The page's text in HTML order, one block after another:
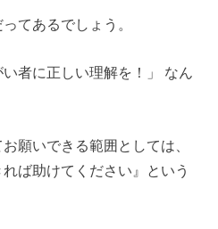
てあるでしょう。
者に正しい理解を！」 なん
願いできる範囲としては、
ば助けてください』という